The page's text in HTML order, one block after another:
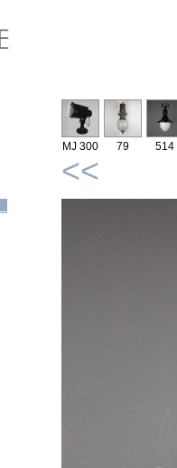
MJ 300 79 514
<<